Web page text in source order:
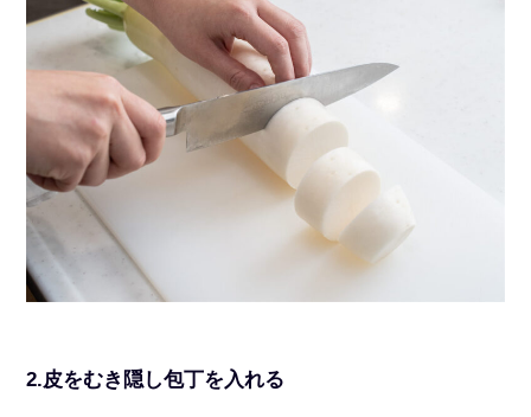
2.皮をむき隠し包丁を入れる